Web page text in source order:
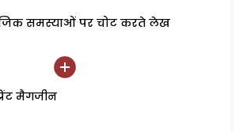
समस्याओं पर चोट करते लेख
मैगजीन